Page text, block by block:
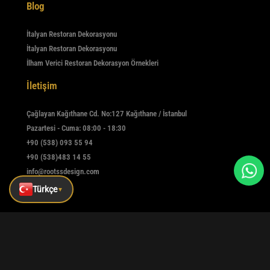
Türkçe▼
Blog
İtalyan Restoran Dekorasyonu
İtalyan Restoran Dekorasyonu
İlham Verici Restoran Dekorasyon Örnekleri
İletişim
Çağlayan Kağıthane Cd. No:127 Kağıthane / İstanbul
Pazartesi - Cuma: 08:00 - 18:30
+90 (538) 093 55 94
+90 (538)483 14 55
info@rootssdesign.com
E-Bülten